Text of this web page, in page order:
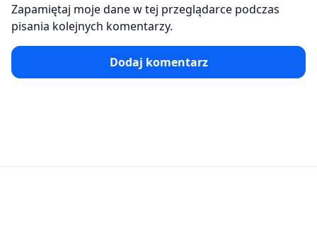
Zapamiętaj moje dane w tej przeglądarce podczas
pisania kolejnych komentarzy.
Dodaj komentarz